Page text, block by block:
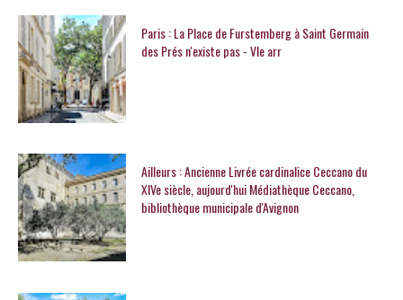
Paris : La Place de Furstemberg à Saint Germain
des Prés n'existe pas - VIe arr
Ailleurs : Ancienne Livrée cardinalice Ceccano du
XIVe siècle, aujourd'hui Médiathèque Ceccano,
bibliothèque municipale d'Avignon